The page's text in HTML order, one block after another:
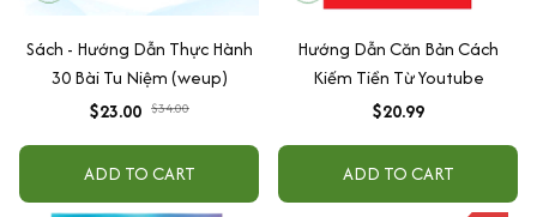
Sách - Hướng Dẫn Thực Hành
30 Bài Tu Niệm (weup)
$23.00 $34.00
ADD TO CART
Hướng Dẫn Căn Bản Cách
Kiếm Tiền Từ Youtube
$20.99
ADD TO CART